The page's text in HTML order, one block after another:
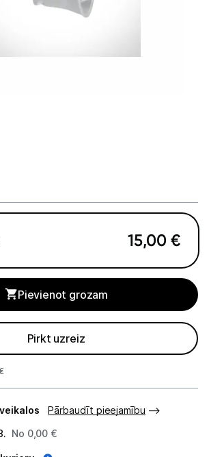
planšetdatori
ierīces
mērītāji
ierīces
15,00 €
Pievienot grozam
Pirkt uzreiz
Pārbaudīt pieejamību
No 0,00 €